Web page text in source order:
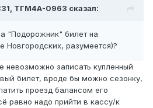
ТГМ4А-0963 сказал:
"Подорожник" билет на
Новгородских, разумеется)?
невозможно записать купленный
билет, вроде бы можно сезонку,
проезд балансом его
равно надо прийти в кассу/к